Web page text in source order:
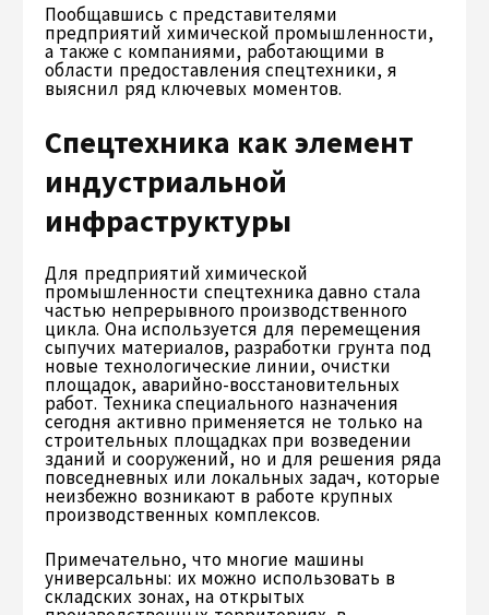
Пообщавшись с представителями
предприятий химической промышленности,
а также с компаниями, работающими в
области предоставления спецтехники, я
выяснил ряд ключевых моментов.
Спецтехника как элемент
индустриальной
инфраструктуры
Для предприятий химической
промышленности спецтехника давно стала
частью непрерывного производственного
цикла. Она используется для перемещения
сыпучих материалов, разработки грунта под
новые технологические линии, очистки
площадок, аварийно-восстановительных
работ. Техника специального назначения
сегодня активно применяется не только на
строительных площадках при возведении
зданий и сооружений, но и для решения ряда
повседневных или локальных задач, которые
неизбежно возникают в работе крупных
производственных комплексов.
Примечательно, что многие машины
универсальны: их можно использовать в
складских зонах, на открытых